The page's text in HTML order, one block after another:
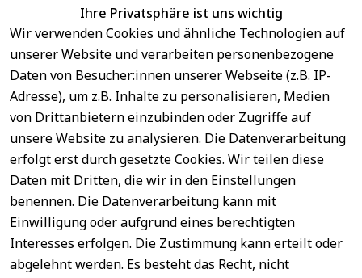
EU-Verantwortliche Person - klicken Sie für Details
Ihre Privatsphäre ist uns wichtig
Wir verwenden Cookies und ähnliche Technologien auf
unserer Website und verarbeiten personenbezogene
Daten von Besucher:innen unserer Webseite (z.B. IP-
Adresse), um z.B. Inhalte zu personalisieren, Medien
von Drittanbietern einzubinden oder Zugriffe auf
unsere Website zu analysieren. Die Datenverarbeitung
erfolgt erst durch gesetzte Cookies. Wir teilen diese
Daten mit Dritten, die wir in den Einstellungen
benennen. Die Datenverarbeitung kann mit
Einwilligung oder aufgrund eines berechtigten
Interesses erfolgen. Die Zustimmung kann erteilt oder
abgelehnt werden. Es besteht das Recht, nicht
Rechtliches
AGB
Impressum
Service
Kontakt
Registrieren
Sichere
Zahlungsar
ten